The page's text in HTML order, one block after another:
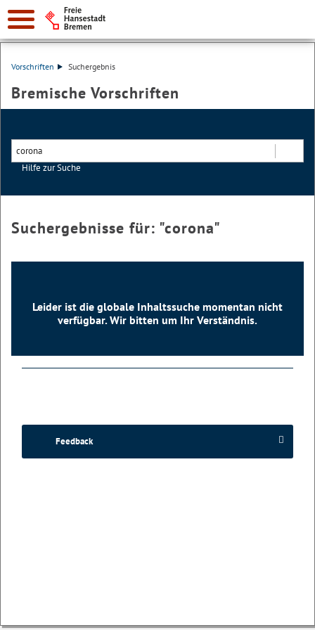
Vorschriften Suchergebnis
Bremische Vorschriften
Hilfe zur Suche
Suchergebnisse für: "corona"
Leider ist die globale Inhaltssuche momentan nicht
verfügbar. Wir bitten um Ihr Verständnis.
Feedback